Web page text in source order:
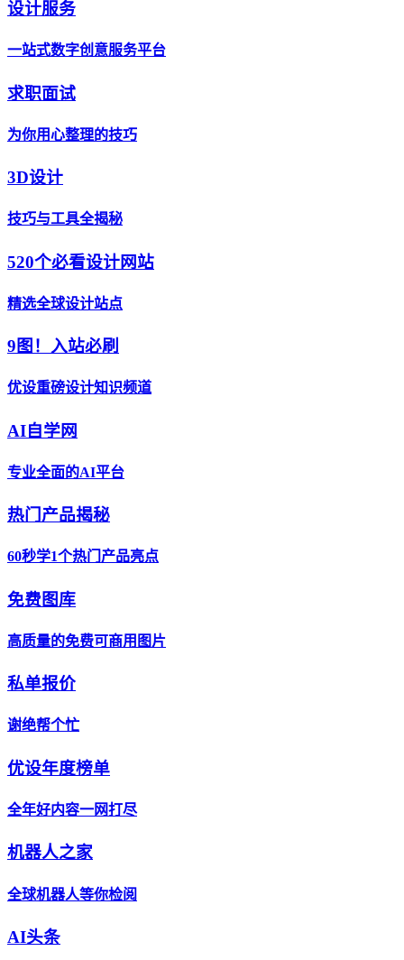
设计服务
一站式数字创意服务平台
求职面试
为你用心整理的技巧
3D设计
技巧与工具全揭秘
520个必看设计网站
精选全球设计站点
9图！入站必刷
优设重磅设计知识频道
AI自学网
专业全面的AI平台
热门产品揭秘
60秒学1个热门产品亮点
免费图库
高质量的免费可商用图片
私单报价
谢绝帮个忙
优设年度榜单
全年好内容一网打尽
机器人之家
全球机器人等你检阅
AI头条